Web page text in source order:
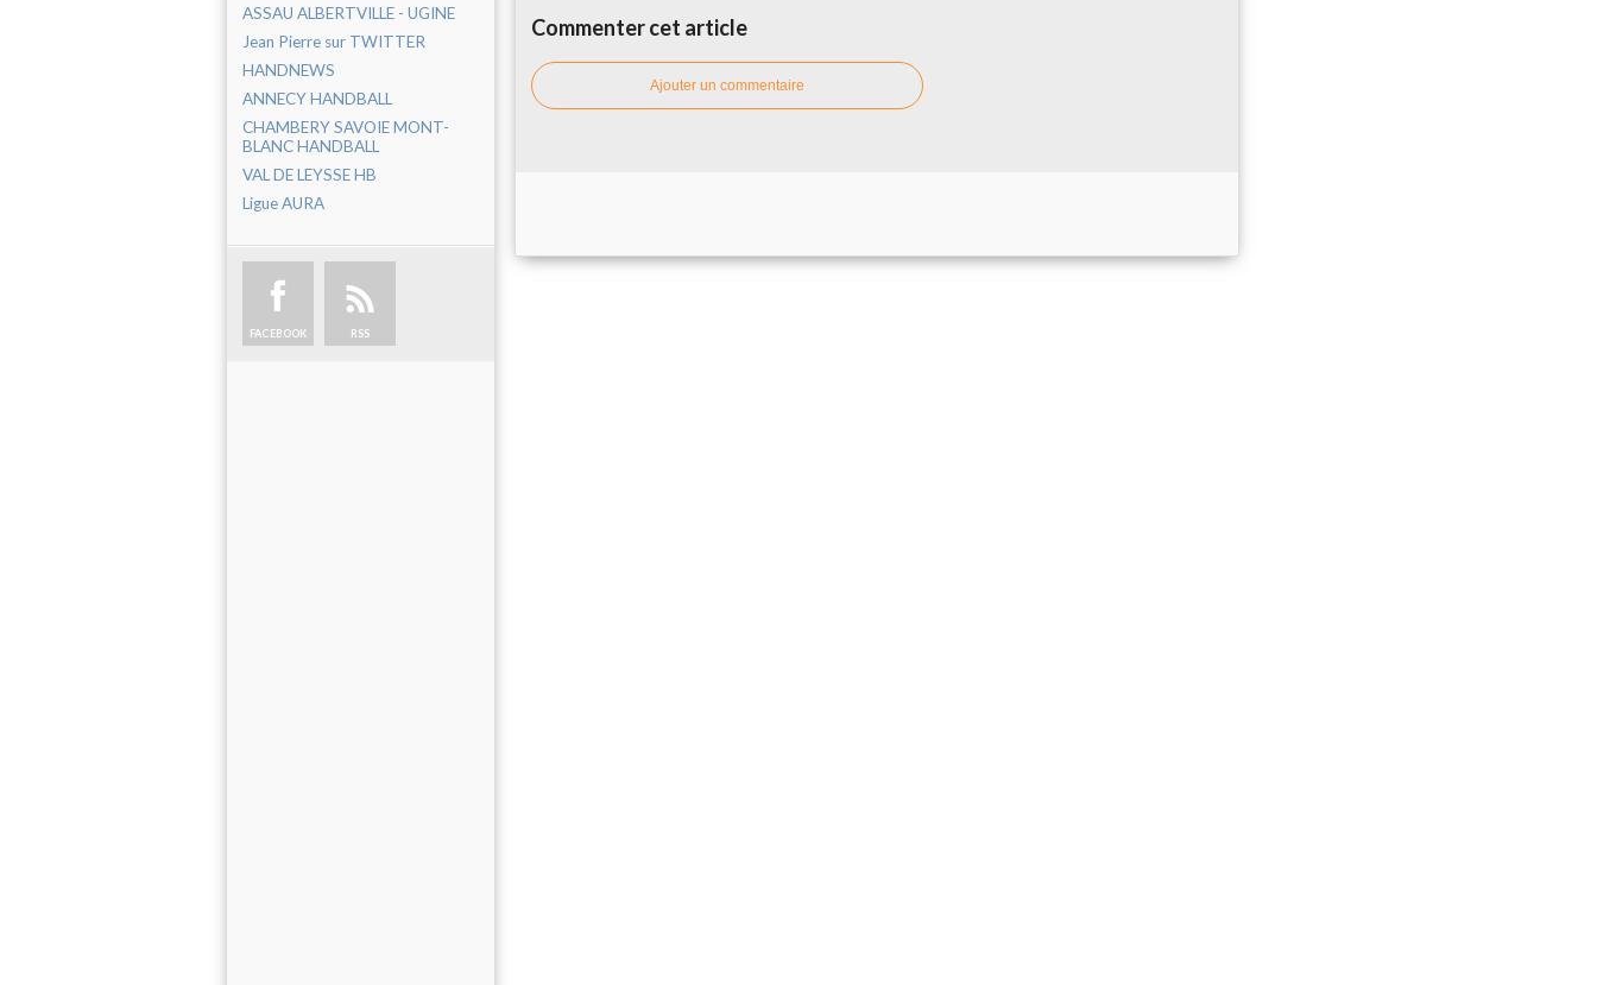
ASSAU ALBERTVILLE - UGINE
Jean Pierre sur TWITTER
HANDNEWS
ANNECY HANDBALL
CHAMBERY SAVOIE MONT-
BLANC HANDBALL
VAL DE LEYSSE HB
Ligue AURA
FACEBOOK RSS
Commenter cet article
Ajouter un commentaire